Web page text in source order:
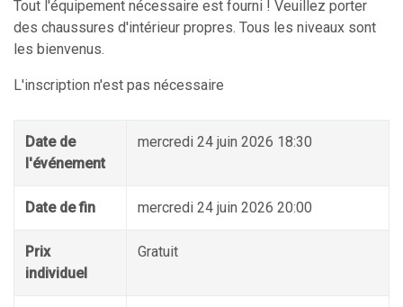
Tout l'équipement nécessaire est fourni ! Veuillez porter
des chaussures d'intérieur propres. Tous les niveaux sont
les bienvenus.
L'inscription n'est pas nécessaire
Date de
l'événement
mercredi 24 juin 2026 18:30
Date de fin mercredi 24 juin 2026 20:00
Prix
individuel
Gratuit